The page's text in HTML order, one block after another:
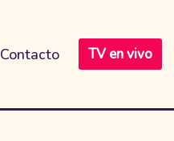
Contacto TV en vivo